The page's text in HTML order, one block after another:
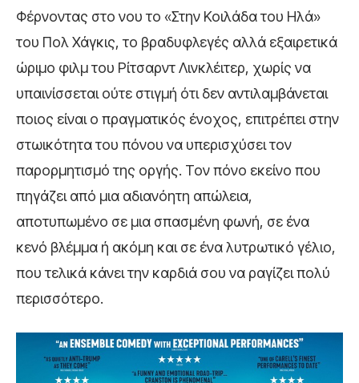
Φέρνοντας στο νου το «Στην Κοιλάδα του Ηλά»
του Πολ Χάγκις, το βραδυφλεγές αλλά εξαιρετικά
ώριμο φιλμ του Ρίτσαρντ Λινκλέιτερ, χωρίς να
υπαινίσσεται ούτε στιγμή ότι δεν αντιλαμβάνεται
ποιος είναι ο πραγματικός ένοχος, επιτρέπει στην
στωικότητα του πόνου να υπερισχύσει τον
παρορμητισμό της οργής. Τον πόνο εκείνο που
πηγάζει από μια αδιανόητη απώλεια,
αποτυπωμένο σε μια σπασμένη φωνή, σε ένα
κενό βλέμμα ή ακόμη και σε ένα λυτρωτικό γέλιο,
που τελικά κάνει την καρδιά σου να ραγίζει πολύ
περισσότερο.